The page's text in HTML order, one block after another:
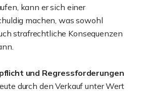
kann er sich einer
machen, was sowohl
strafrechtliche Konsequenzen
und Regressforderungen
durch den Verkauf unter Wert